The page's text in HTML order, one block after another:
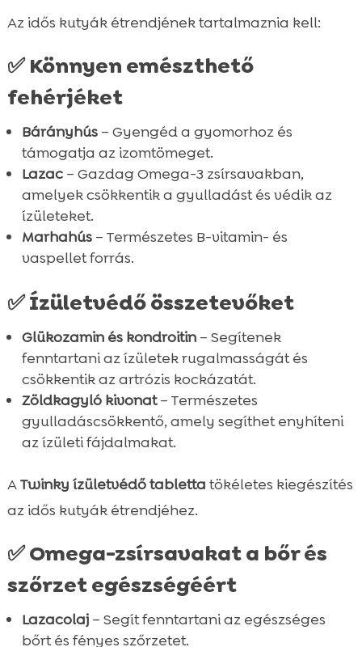
Öntetek száraztápokra
Nedves tápok (konzervek)
Táplálékkiegészítők és vitaminok
Szépségápolók
⚽ FOCIS CSOMAG
Nedves tápok (konzervek)
Jutalomfalatok
Fogtisztítók
Táplálékkiegészítők és vitaminok
Szépségápolók
Száraztápok
Nedves tápok (konzervek)
Jutalomfalatok
Fogtisztítók
Táplálékkiegészítők és vitaminok
Száraztápok
Nedves tápok (konzervek)
Jutalomfalatok
Jutalomfalatok
Macskaalmok
Az idős kutyák étrendjének tartalmaznia kell:
✅ Könnyen emészthető
fehérjéket
Bárányhús– Gyengéd a gyomorhoz és
támogatja az izomtömeget.
Lazac– Gazdag Omega-3 zsírsavakban,
amelyek csökkentik a gyulladást és védik az
ízületeket.
Marhahús– Természetes B-vitamin- és
vaspellet forrás.
✅ Ízületvédő összetevőket
Glükozamin és kondroitin– Segítenek
fenntartani az ízületek rugalmasságát és
csökkentik az artrózis kockázatát.
Zöldkagyló kivonat– Természetes
gyulladáscsökkentő, amely segíthet enyhíteni
az ízületi fájdalmakat.
ATwinky ízületvédő tabletta tökéletes kiegészítés
az idős kutyák étrendjéhez.
✅ Omega-zsírsavakat a bőr és
szőrzet egészségéért
Lazacolaj– Segít fenntartani az egészséges
bőrt és fényes szőrzetet.